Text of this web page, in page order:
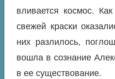
вливается космос.
свежей краски
них разлилось,
вошла в сознание
в ее существование.